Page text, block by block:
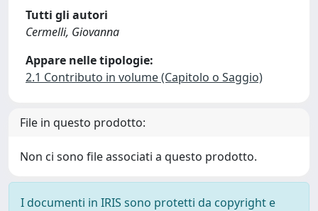
Tutti gli autori
Cermelli, Giovanna
Appare nelle tipologie:
2.1 Contributo in volume (Capitolo o Saggio)
File in questo prodotto:
Non ci sono file associati a questo prodotto.
I documenti in IRIS sono protetti da copyright e